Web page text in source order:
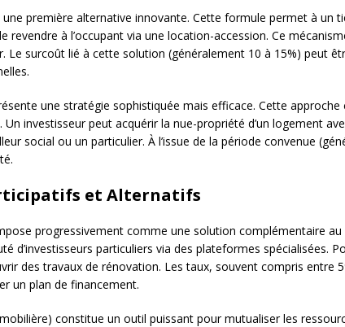
première alternative innovante. Cette formule permet à un
revendre à l’occupant via une location-accession. Ce
surcoût lié à cette solution (généralement 10 à 15%) peut
une stratégie sophistiquée mais efficace. Cette
Un investisseur peut acquérir la nue-propriété d’un logement
social ou un particulier. À l’issue de la période convenue
et Alternatifs
progressivement comme une solution complémentaire
d’investisseurs particuliers via des plateformes spécialisées.
des travaux de rénovation. Les taux, souvent compris
un plan de financement.
constitue un outil puissant pour mutualiser les